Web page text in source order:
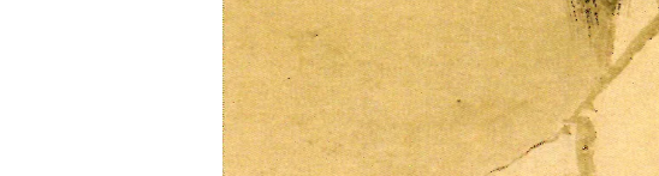
Saint-
Romain-
En-
Gal
Dimanche